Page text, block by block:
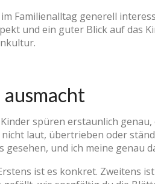
Familienalltag generell
und ein guter Blick auf das
spüren erstaunlich
laut, übertrieben oder
und ich meine genau
ist es konkret. Zweitens